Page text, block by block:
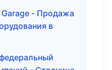
Garage - Продажа
в